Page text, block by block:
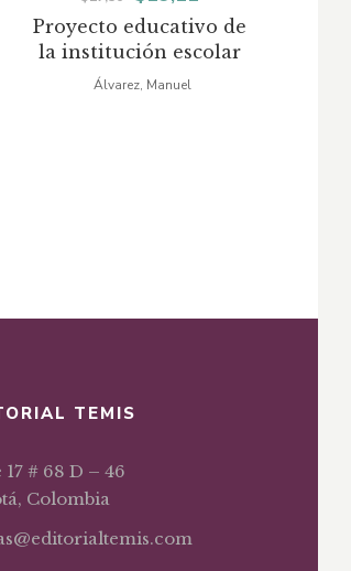
Proyecto educativo de
la institución escolar
precioprecio
Álvarez, Manuel
TEMIS
17 # 68 D – 46
Colombia